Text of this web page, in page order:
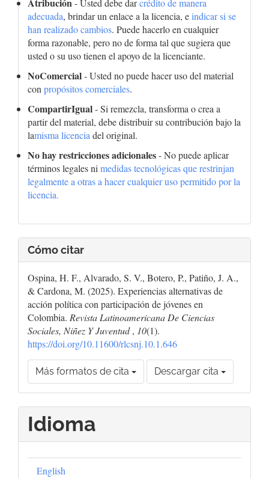
Atribución- Usted debe darcrédito de manera
adecuada, brindar un enlace a la licencia, eindicar si se
han realizado cambios. Puede hacerlo en cualquier
forma razonable, pero no de forma tal que sugiera que
usted o su uso tienen el apoyo de la licenciante.
NoComercial- Usted no puede hacer uso del material
con propósitos comerciales.
CompartirIgual- Si remezcla, transforma o crea a
partir del material, debe distribuir su contribución bajo la
lamisma licencia del original.
No hay restricciones adicionales- No puede aplicar
términos legales ni medidas tecnológicas que restrinjan
legalmente a otras a hacer cualquier uso permitido por la
licencia.
Cómo citar
Ospina, H. F., Alvarado, S. V., Botero, P., Patiño, J. A.,
& Cardona, M. (2025). Experiencias alternativas de
acción política con participación de jóvenes en
Colombia. Revista Latinoamericana De Ciencias
Sociales, Niñez Y Juventud, 10(1).
https://doi.org/10.11600/rlcsnj.10.1.646
Más formatos de cita Descargar cita
Idioma
English